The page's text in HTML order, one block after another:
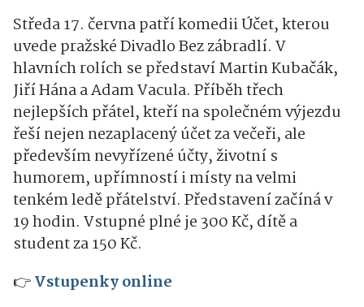
Středa 17. června patří komedii Účet, kterou
uvede pražské Divadlo Bez zábradlí. V
hlavních rolích se představí Martin Kubačák,
Jiří Hána a Adam Vacula. Příběh třech
nejlepších přátel, kteří na společném výjezdu
řeší nejen nezaplacený účet za večeři, ale
především nevyřízené účty, životní s
humorem, upřímností i místy na velmi
tenkém ledě přátelství. Představení začíná v
19 hodin. Vstupné plné je 300 Kč, dítě a
student za 150 Kč.
👉Vstupenky online